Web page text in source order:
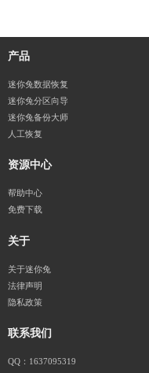
产品
迷你兔数据恢复
迷你兔分区向导
迷你兔备份大师
人工恢复
资源中心
帮助中心
免费下载
关于
关于迷你兔
法律声明
隐私政策
联系我们
QQ：1637095319